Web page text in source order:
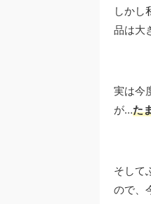
しかし
品は大
実は今
が…た
そして
ので、